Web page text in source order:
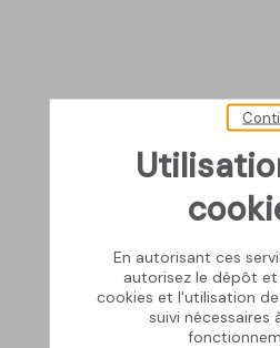
En autorisant ces
autorisez le dépôt
cookies et l'utilisation
suivi nécessaires